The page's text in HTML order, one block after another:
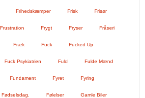
Frihedskæmper Frisk Frisør
Frustration Frygt Fryser Fråseri
Fræk Fuck Fucked Up
Fuck Psykiatrien Fuld Fulde Mænd
Fundament Fyret Fyring
Fødselsdag. Følelser Gamle Biler